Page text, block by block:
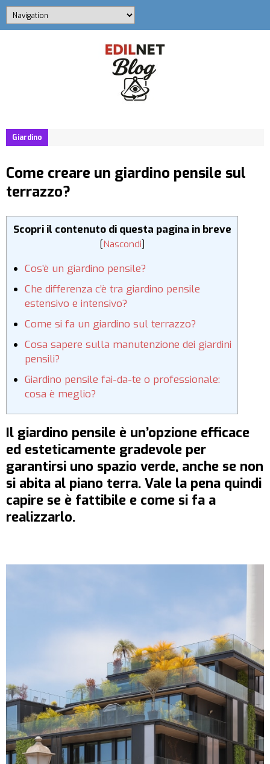
Giardino
Come creare un giardino pensile sul
terrazzo?
Scopri il contenuto di questa pagina in breve
[Nascondi]
Cos’è un giardino pensile?
Che differenza c’è tra giardino pensile
estensivo e intensivo?
Come si fa un giardino sul terrazzo?
Cosa sapere sulla manutenzione dei giardini
pensili?
Giardino pensile fai-da-te o professionale:
cosa è meglio?
Il giardino pensile è un’opzione efficace
ed esteticamente gradevole per
garantirsi uno spazio verde, anche se non
si abita al piano terra. Vale la pena quindi
capire se è fattibile e come si fa a
realizzarlo.